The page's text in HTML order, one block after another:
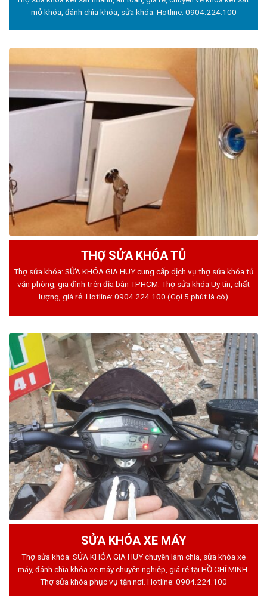
mở khóa, đánh chìa khóa, sửa khóa. Hotline: 0904.224.100
THỢ SỬA KHÓA TỦ
Thợ sửa khóa: SỬA KHÓA GIA HUY cung cấp dịch vụ thợ sửa khóa tủ
văn phòng, gia đình trên địa bàn TPHCM. Thợ sửa khóa Uy tín, chất
lượng, giá rẻ. Hotline: 0904.224.100 (Gọi 5 phút là có)
SỬA KHÓA XE MÁY
Thợ sửa khóa: SỬA KHÓA GIA HUY chuyên làm chìa, sửa khóa xe
máy, đánh chìa khóa xe máy chuyên nghiệp, giá rẻ tại HỒ CHÍ MINH.
Thợ sửa khóa phục vụ tận nơi. Hotline: 0904.224.100